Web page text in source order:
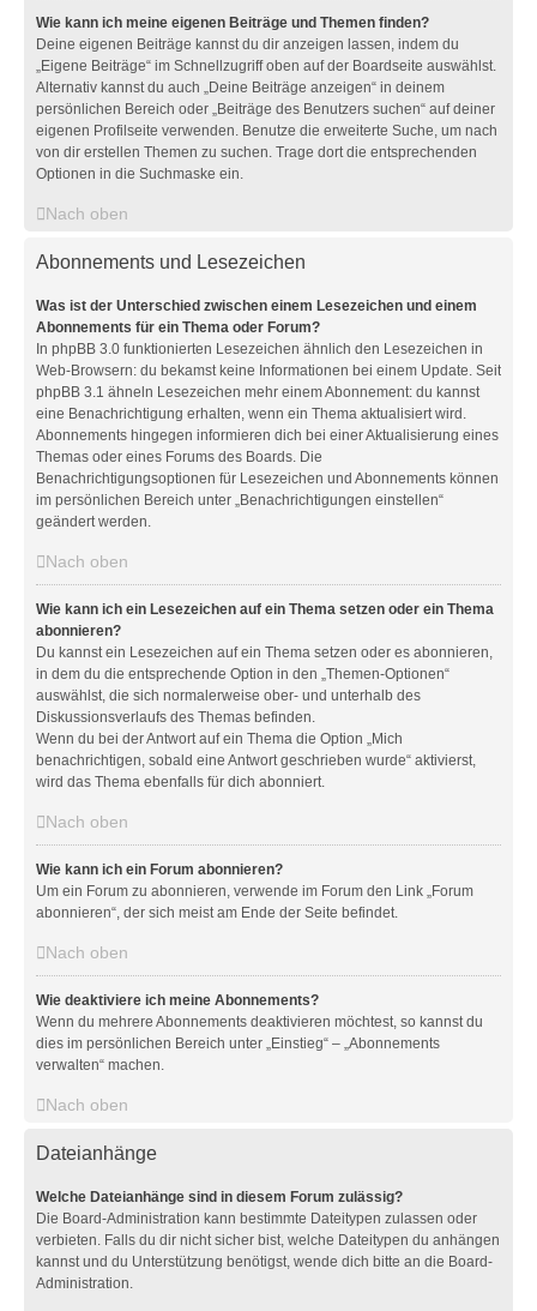
Wie kann ich meine eigenen Beiträge und Themen finden?
Deine eigenen Beiträge kannst du dir anzeigen lassen, indem du
„Eigene Beiträge“ im Schnellzugriff oben auf der Boardseite auswählst.
Alternativ kannst du auch „Deine Beiträge anzeigen“ in deinem
persönlichen Bereich oder „Beiträge des Benutzers suchen“ auf deiner
eigenen Profilseite verwenden. Benutze die erweiterte Suche, um nach
von dir erstellen Themen zu suchen. Trage dort die entsprechenden
Optionen in die Suchmaske ein.
Nach oben
Abonnements und Lesezeichen
Was ist der Unterschied zwischen einem Lesezeichen und einem
Abonnements für ein Thema oder Forum?
In phpBB 3.0 funktionierten Lesezeichen ähnlich den Lesezeichen in
Web-Browsern: du bekamst keine Informationen bei einem Update. Seit
phpBB 3.1 ähneln Lesezeichen mehr einem Abonnement: du kannst
eine Benachrichtigung erhalten, wenn ein Thema aktualisiert wird.
Abonnements hingegen informieren dich bei einer Aktualisierung eines
Themas oder eines Forums des Boards. Die
Benachrichtigungsoptionen für Lesezeichen und Abonnements können
im persönlichen Bereich unter „Benachrichtigungen einstellen“
geändert werden.
Nach oben
Wie kann ich ein Lesezeichen auf ein Thema setzen oder ein Thema
abonnieren?
Du kannst ein Lesezeichen auf ein Thema setzen oder es abonnieren,
in dem du die entsprechende Option in den „Themen-Optionen“
auswählst, die sich normalerweise ober- und unterhalb des
Diskussionsverlaufs des Themas befinden.
Wenn du bei der Antwort auf ein Thema die Option „Mich
benachrichtigen, sobald eine Antwort geschrieben wurde“ aktivierst,
wird das Thema ebenfalls für dich abonniert.
Nach oben
Wie kann ich ein Forum abonnieren?
Um ein Forum zu abonnieren, verwende im Forum den Link „Forum
abonnieren“, der sich meist am Ende der Seite befindet.
Nach oben
Wie deaktiviere ich meine Abonnements?
Wenn du mehrere Abonnements deaktivieren möchtest, so kannst du
dies im persönlichen Bereich unter „Einstieg“ – „Abonnements
verwalten“ machen.
Nach oben
Dateianhänge
Welche Dateianhänge sind in diesem Forum zulässig?
Die Board-Administration kann bestimmte Dateitypen zulassen oder
verbieten. Falls du dir nicht sicher bist, welche Dateitypen du anhängen
kannst und du Unterstützung benötigst, wende dich bitte an die Board-
Administration.